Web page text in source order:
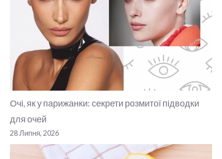
Очі, як у парижанки: секрети розмитої підводки
для очей
28 Липня, 2026